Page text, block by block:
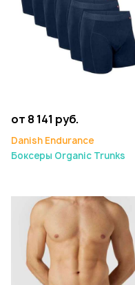
от 8 141 руб.
Danish Endurance
Боксеры Organic Trunks